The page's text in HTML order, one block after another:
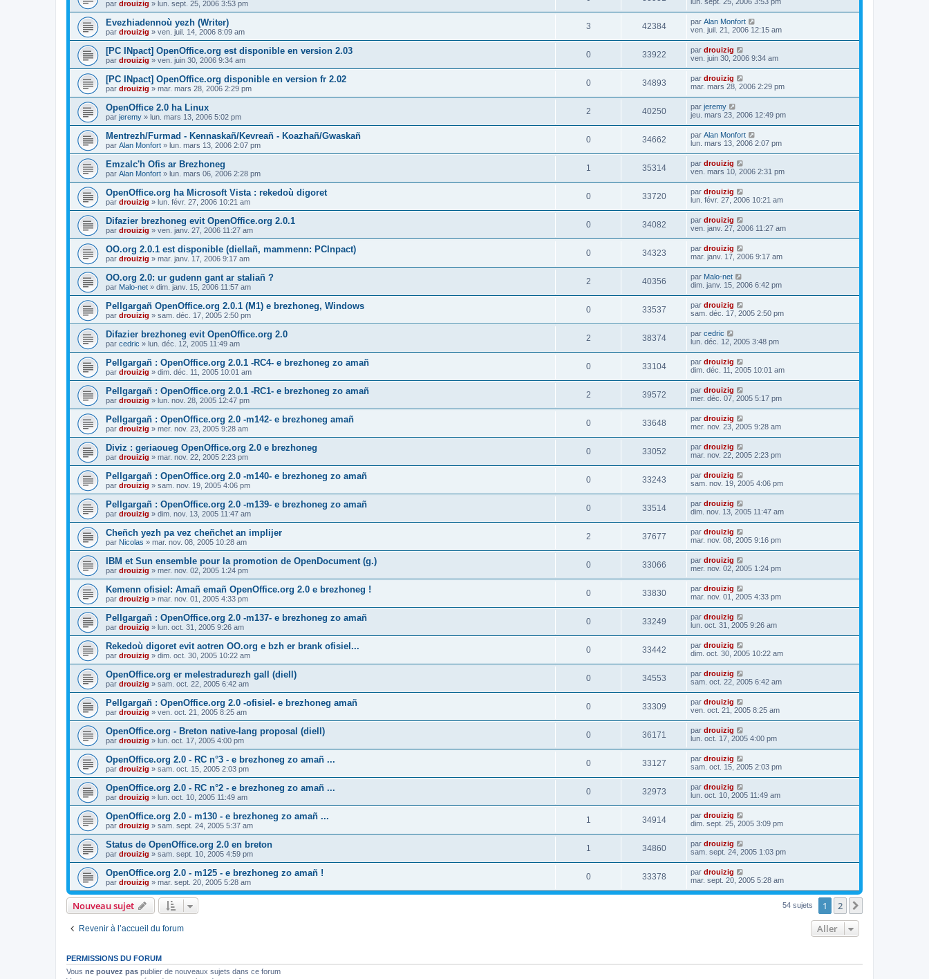
par drouizig » lun. sept. 25, 2006 3:53 pm
Evezhiadennoù yezh (Writer)
par drouizig » ven. juil. 14, 2006 8:09 am
3 42384 par Alan Monfort
ven. juil. 21, 2006 12:15 am
[PC INpact] OpenOffice.org est disponible en version 2.03
par drouizig » ven. juin 30, 2006 9:34 am
0 33922 par drouizig
ven. juin 30, 2006 9:34 am
[PC INpact] OpenOffice.org disponible en version fr 2.02
par drouizig » mar. mars 28, 2006 2:29 pm
0 34893 par drouizig
mar. mars 28, 2006 2:29 pm
OpenOffice 2.0 ha Linux
par jeremy » lun. mars 13, 2006 5:02 pm
2 40250 par jeremy
jeu. mars 23, 2006 12:49 pm
Mentrezh/Furmad - Kennaskañ/Kevreañ - Koazhañ/Gwaskañ
par Alan Monfort » lun. mars 13, 2006 2:07 pm
0 34662 par Alan Monfort
lun. mars 13, 2006 2:07 pm
Emzalc'h Ofis ar Brezhoneg
par Alan Monfort » lun. mars 06, 2006 2:28 pm
1 35314 par drouizig
ven. mars 10, 2006 2:31 pm
OpenOffice.org ha Microsoft Vista : rekedoù digoret
par drouizig » lun. févr. 27, 2006 10:21 am
0 33720 par drouizig
lun. févr. 27, 2006 10:21 am
Difazier brezhoneg evit OpenOffice.org 2.0.1
par drouizig » ven. janv. 27, 2006 11:27 am
0 34082 par drouizig
ven. janv. 27, 2006 11:27 am
OO.org 2.0.1 est disponible (diellañ, mammenn: PCInpact)
par drouizig » mar. janv. 17, 2006 9:17 am
0 34323 par drouizig
mar. janv. 17, 2006 9:17 am
OO.org 2.0: ur gudenn gant ar staliañ ?
par Malo-net » dim. janv. 15, 2006 11:57 am
2 40356 par Malo-net
dim. janv. 15, 2006 6:42 pm
Pellgargañ OpenOffice.org 2.0.1 (M1) e brezhoneg, Windows
par drouizig » sam. déc. 17, 2005 2:50 pm
0 33537 par drouizig
sam. déc. 17, 2005 2:50 pm
Difazier brezhoneg evit OpenOffice.org 2.0
par cedric » lun. déc. 12, 2005 11:49 am
2 38374 par cedric
lun. déc. 12, 2005 3:48 pm
Pellgargañ : OpenOffice.org 2.0.1 -RC4- e brezhoneg zo amañ
par drouizig » dim. déc. 11, 2005 10:01 am
0 33104 par drouizig
dim. déc. 11, 2005 10:01 am
Pellgargañ : OpenOffice.org 2.0.1 -RC1- e brezhoneg zo amañ
par drouizig » lun. nov. 28, 2005 12:47 pm
2 39572 par drouizig
mer. déc. 07, 2005 5:17 pm
Pellgargañ : OpenOffice.org 2.0 -m142- e brezhoneg amañ
par drouizig » mer. nov. 23, 2005 9:28 am
0 33648 par drouizig
mer. nov. 23, 2005 9:28 am
Diviz : geriaoueg OpenOffice.org 2.0 e brezhoneg
par drouizig » mar. nov. 22, 2005 2:23 pm
0 33052 par drouizig
mar. nov. 22, 2005 2:23 pm
Pellgargañ : OpenOffice.org 2.0 -m140- e brezhoneg zo amañ
par drouizig » sam. nov. 19, 2005 4:06 pm
0 33243 par drouizig
sam. nov. 19, 2005 4:06 pm
Pellgargañ : OpenOffice.org 2.0 -m139- e brezhoneg zo amañ
par drouizig » dim. nov. 13, 2005 11:47 am
0 33514 par drouizig
dim. nov. 13, 2005 11:47 am
Cheñch yezh pa vez cheñchet an implijer
par Nicolas » mar. nov. 08, 2005 10:28 am
2 37677 par drouizig
mar. nov. 08, 2005 9:16 pm
IBM et Sun ensemble pour la promotion de OpenDocument (g.)
par drouizig » mer. nov. 02, 2005 1:24 pm
0 33066 par drouizig
mer. nov. 02, 2005 1:24 pm
Kemenn ofisiel: Amañ emañ OpenOffice.org 2.0 e brezhoneg !
par drouizig » mar. nov. 01, 2005 4:33 pm
0 33830 par drouizig
mar. nov. 01, 2005 4:33 pm
Pellgargañ : OpenOffice.org 2.0 -m137- e brezhoneg zo amañ
par drouizig » lun. oct. 31, 2005 9:26 am
0 33249 par drouizig
lun. oct. 31, 2005 9:26 am
Rekedoù digoret evit aotren OO.org e bzh er brank ofisiel...
par drouizig » dim. oct. 30, 2005 10:22 am
0 33442 par drouizig
dim. oct. 30, 2005 10:22 am
OpenOffice.org er melestradurezh gall (diell)
par drouizig » sam. oct. 22, 2005 6:42 am
0 34553 par drouizig
sam. oct. 22, 2005 6:42 am
Pellgargañ : OpenOffice.org 2.0 -ofisiel- e brezhoneg amañ
par drouizig » ven. oct. 21, 2005 8:25 am
0 33309 par drouizig
ven. oct. 21, 2005 8:25 am
OpenOffice.org - Breton native-lang proposal (diell)
par drouizig » lun. oct. 17, 2005 4:00 pm
0 36171 par drouizig
lun. oct. 17, 2005 4:00 pm
OpenOffice.org 2.0 - RC n°3 - e brezhoneg zo amañ ...
par drouizig » sam. oct. 15, 2005 2:03 pm
0 33127 par drouizig
sam. oct. 15, 2005 2:03 pm
OpenOffice.org 2.0 - RC n°2 - e brezhoneg zo amañ ...
par drouizig » lun. oct. 10, 2005 11:49 am
0 32973 par drouizig
lun. oct. 10, 2005 11:49 am
OpenOffice.org 2.0 - m130 - e brezhoneg zo amañ ...
par drouizig » sam. sept. 24, 2005 5:37 am
1 34914 par drouizig
dim. sept. 25, 2005 3:09 pm
Status de OpenOffice.org 2.0 en breton
par drouizig » sam. sept. 10, 2005 4:59 pm
1 34860 par drouizig
sam. sept. 24, 2005 1:03 pm
OpenOffice.org 2.0 - m125 - e brezhoneg zo amañ !
par drouizig » mar. sept. 20, 2005 5:28 am
0 33378 par drouizig
mar. sept. 20, 2005 5:28 am
Nouveau sujet 54 sujets 1 2
Revenir à l’accueil du forum Aller
PERMISSIONS DU FORUM
Vous ne pouvez pas publier de nouveaux sujets dans ce forum